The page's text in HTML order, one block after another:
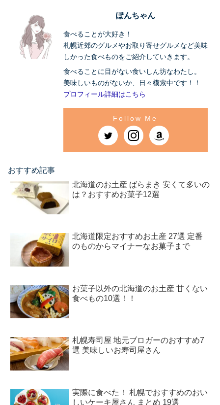
ぽんちゃん
食べることが大好き！
札幌近郊のグルメやお取り寄せグルメなど美味
しかった食べものをご紹介していきます。
食べることに目がない食いしん坊なわたし。
美味しいものがないか、日々模索中です！！
プロフィール詳細はこちら
おすすめ記事
北海道のお土産 ばらまき 安くて多いの
は？おすすめお菓子12選
北海道限定おすすめお土産 27選 定番
のものからマイナーなお菓子まで
お菓子以外の北海道のお土産 甘くない
食べもの10選！！
札幌寿司屋 地元ブロガーのおすすめ7
選 美味しいお寿司屋さん
実際に食べた！ 札幌でおすすめのおい
しいケーキ屋さん まとめ 19選